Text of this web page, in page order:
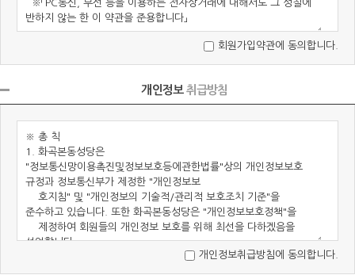
회원가입약관에 동의합니다.
개인정보취급방침
개인정보취급방침에 동의합니다.